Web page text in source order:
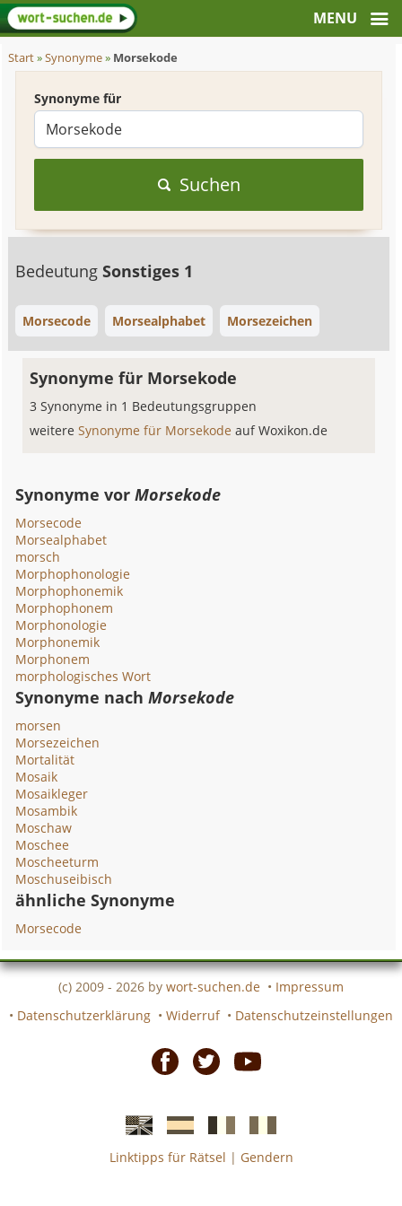
Start»Synonyme» Morsekode
Synonyme für
Suchen
BedeutungSonstiges 1
Morsecode Morsealphabet Morsezeichen
Synonyme für Morsekode
3 Synonyme in 1 Bedeutungsgruppen
weitereSynonyme für Morsekodeauf Woxikon.de
Synonyme vorMorsekode
Morsecode
Morsealphabet
morsch
Morphophonologie
Morphophonemik
Morphophonem
Morphonologie
Morphonemik
Morphonem
morphologisches Wort
Synonyme nachMorsekode
morsen
Morsezeichen
Mortalität
Mosaik
Mosaikleger
Mosambik
Moschaw
Moschee
Moscheeturm
Moschuseibisch
ähnliche Synonyme
Morsecode
(c) 2009 - 2026 by wort-suchen.de • Impressum
• Datenschutzerklärung • Widerruf • Datenschutzeinstellungen
EnglischeSpanischefranzösicheitalienische
Linktipps für Rätsel | Gendern